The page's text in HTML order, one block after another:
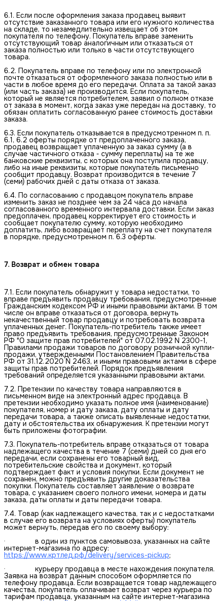
6.1. Если после оформления заказа продавец выявит
отсутствие заказанного товара или его нужного количества
на складе, то незамедлительно извещает об этом
покупателя по телефону. Покупатель вправе заменить
отсутствующий товар аналогичным или отказаться от
заказа полностью или только в части отсутствующего
товара.
6.2. Покупатель вправе по телефону или по электронной
почте отказаться от оформленного заказа полностью или в
части в любое время до его передачи. Оплата за такой заказ
(или часть заказа) не производится. Если покупатель,
который не является потребителем, заявил о полном отказе
от заказа в момент, когда заказ уже передан на доставку, то
обязан оплатить согласованную ранее стоимость доставки
заказа.
6.3. Если покупатель отказывается в предусмотренном п. п.
6.1, 6.2 оферты порядке от предоплаченного заказа,
продавец возвращает уплаченную за заказ сумму (а в
случае частичного отказа - сумму переплаты) на те же
банковские реквизиты, с которых она поступила продавцу,
либо на иные реквизиты, которые покупатель письменно
сообщит продавцу. Возврат производится в течение 7
(семи) рабочих дней с даты отказа от заказа.
6.4. По согласованию с продавцом покупатель вправе
изменить заказ не позднее чем за 24 часа до начала
согласованного временного интервала доставки. Если заказ
предоплачен, продавец корректирует его стоимость и
сообщает покупателю сумму, которую необходимо
доплатить, либо возвращает переплату на счет покупателя
в порядке, предусмотренном п. 6.3 оферты.
7. Возврат и обмен товара
7.1. Если покупатель обнаружит у товара недостатки, то
вправе предъявить продавцу требования, предусмотренные
Гражданским кодексом РФ и иными правовыми актами. В том
числе он вправе отказаться от договора, вернуть
некачественный товар продавцу и потребовать возврата
уплаченных денег. Покупатель-потребитель также имеет
право предъявить требования, предусмотренные Законом
РФ "О защите прав потребителей" от 07.02.1992 N 2300-1,
Правилами продажи товаров по договору розничной купли-
продажи, утвержденными Постановлением Правительства
РФ от 31.12.2020 N 2463, и иными правовыми актами в сфере
защиты прав потребителей. Порядок предъявления
требований определяется указанными правовыми актами.
7.2. Претензии по качеству товара направляются в
письменном виде на электронный адрес продавца. В
претензии необходимо указать полное имя (наименование)
покупателя, номер и дату заказа, дату оплаты и дату
передачи товара, а также описать выявленные недостатки,
дату и обстоятельства их обнаружения. К претензии могут
быть приложены фотографии.
7.3. Покупатель-потребитель вправе отказаться от товара
надлежащего качества в течение 7 (семи) дней со дня его
передачи, если сохранены его товарный вид,
потребительские свойства и документ, который
подтверждает факт и условия покупки. Если документ не
сохранен, можно предъявить другие доказательства
покупки. Покупатель составляет заявление о возврате
товара, с указанием своего полного имени, номера и даты
заказа, даты оплаты и даты передачи товара.
7.4. Товар (как надлежащего качества, так и с недостатками
в случае его возврата на условиях оферты) покупатель
может вернуть, передав его по своему выбору:
· в один из пунктов самовывоза, указанных на сайте
интернет-магазина по адресу:
https://www.кртлед.рф/delivery/services-pickup;
· курьеру продавца в месте нахождения покупателя.
Заявка на возврат данным способом оформляется по
телефону продавца. Если возвращается товар надлежащего
качества, покупатель оплачивает возврат через курьера по
тарифам продавца, указанным на сайте интернет-магазина